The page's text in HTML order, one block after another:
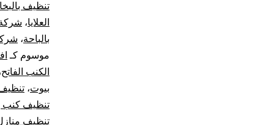
تنظيف
العلايا،
بالباحة،
موسوم كـ
الكنب الفاتح
بيوت،
تنظيف كنب
تنظيف